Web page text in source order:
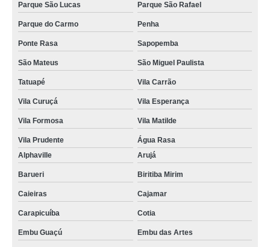
Parque São Lucas Parque São Rafael
Parque do Carmo Penha
Ponte Rasa Sapopemba
São Mateus São Miguel Paulista
Tatuapé Vila Carrão
Vila Curuçá Vila Esperança
Vila Formosa Vila Matilde
Vila Prudente
Água Rasa
Alphaville
Arujá
Barueri Biritiba Mirim
Caieiras Cajamar
Carapicuíba Cotia
Embu Guaçú Embu das Artes